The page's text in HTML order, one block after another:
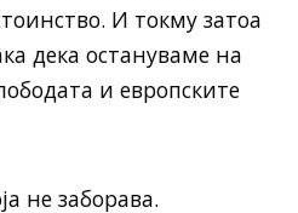
И токму затоа
дека остануваме на
и европските
не заборава.